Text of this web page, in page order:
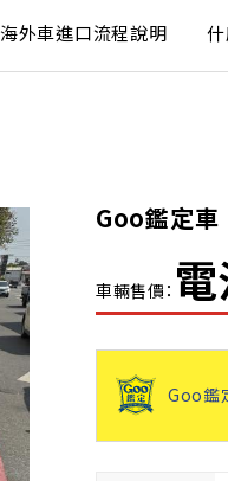
海外車進口流程說明
Goo鑑定車
車輛售價：
Goo鑑